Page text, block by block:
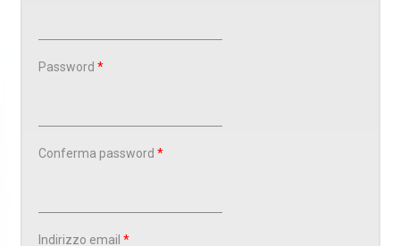
Password *
Conferma password *
Indirizzo email *